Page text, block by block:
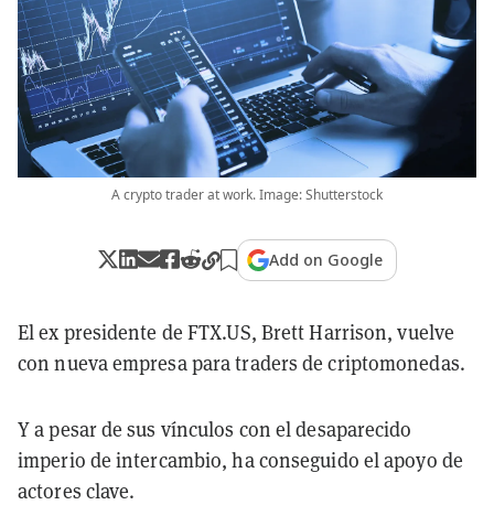
A crypto trader at work. Image: Shutterstock
Add on Google
El ex presidente de FTX.US, Brett Harrison, vuelve
con nueva empresa para traders de criptomonedas.
Y a pesar de sus vínculos con el desaparecido
imperio de intercambio, ha conseguido el apoyo de
actores clave.